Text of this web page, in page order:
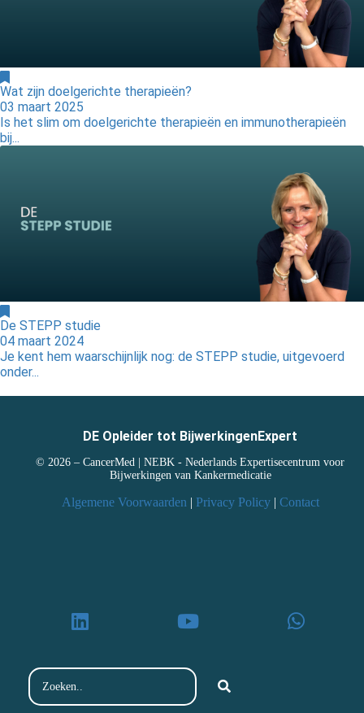
Wat zijn doelgerichte therapieën?
03 maart 2025
Is het slim om doelgerichte therapieën en immunotherapieën
bij...
De STEPP studie
04 maart 2024
Je kent hem waarschijnlijk nog: de STEPP studie, uitgevoerd
onder...
DE Opleider tot BijwerkingenExpert
© 2026 – CancerMed | NEBK - Nederlands Expertisecentrum voor
Bijwerkingen van Kankermedicatie
Algemene Voorwaarden| Privacy Policy| Contact